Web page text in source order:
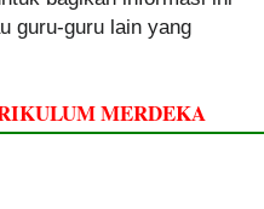
guru-guru lain yang
MERDEKA